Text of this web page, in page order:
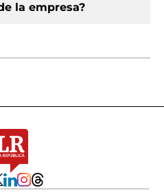
la empresa?